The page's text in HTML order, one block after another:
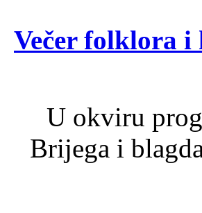
Večer folklora
U okviru
Brijega i